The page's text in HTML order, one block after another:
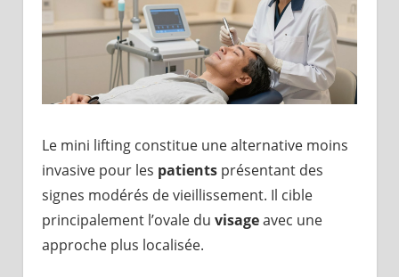
Le mini lifting constitue une alternative moins
invasive pour les patientsprésentant des
signes modérés de vieillissement. Il cible
principalement l’ovale du visageavec une
approche plus localisée.